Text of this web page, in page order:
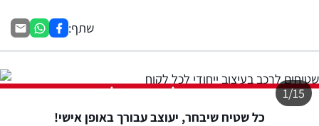
שתף:
1/15 התמונה להמחשה בלבד
כל שטיח שיבחר, יעוצב עבורך באופן אישי!